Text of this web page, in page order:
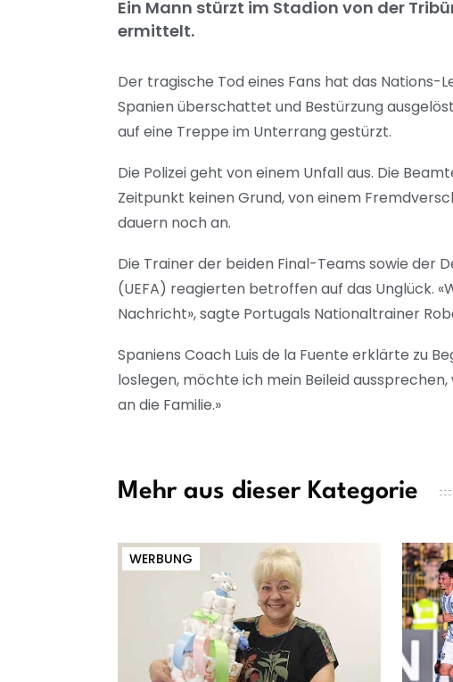
Ein Mann stürzt im Stadion von der
ermittelt.
Der tragische Tod eines Fans hat das
Spanien überschattet und Bestürzung
auf eine Treppe im Unterrang gestürzt.
Die Polizei geht von einem Unfall aus. Die
Zeitpunkt keinen Grund, von einem
dauern noch an.
Die Trainer der beiden Final-Teams sowie der
(UEFA) reagierten betroffen auf das Unglück.
Nachricht», sagte Portugals Nationaltrainer
Spaniens Coach Luis de la Fuente erklärte zu
loslegen, möchte ich mein Beileid
an die Familie.»
Mehr aus dieser Kategorie
WERBUNG